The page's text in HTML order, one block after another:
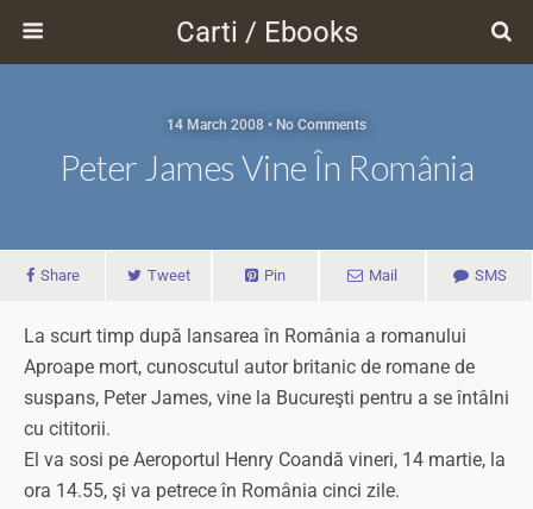
Carti / Ebooks
14 March 2008 • No Comments
Peter James Vine În România
Share Tweet Pin Mail SMS
La scurt timp după lansarea în România a romanului
Aproape mort, cunoscutul autor britanic de romane de
suspans, Peter James, vine la Bucureşti pentru a se întâlni
cu cititorii.
El va sosi pe Aeroportul Henry Coandă vineri, 14 martie, la
ora 14.55, şi va petrece în România cinci zile.